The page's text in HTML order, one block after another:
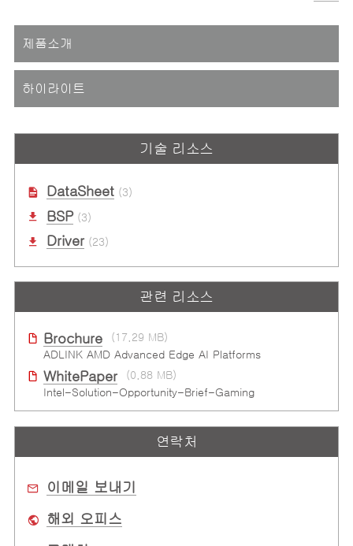
제품소개
하이라이트
기술 리소스
DataSheet(3)
BSP(3)
Driver(23)
관련 리소스
Brochure
(17.29 MB)
ADLINK AMD Advanced Edge AI Platforms
WhitePaper
(0.88 MB)
Intel-Solution-Opportunity-Brief-Gaming
연락처
이메일 보내기
해외 오피스